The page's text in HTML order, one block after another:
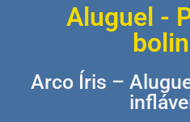
Aluguel -
Arco Íris –